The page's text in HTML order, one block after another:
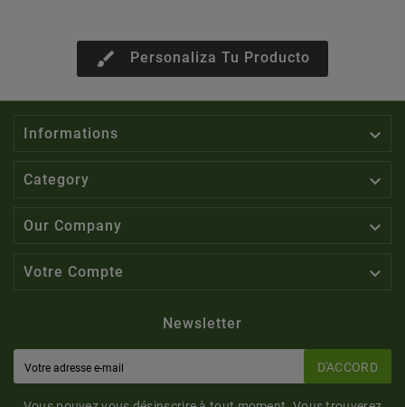
brush Personaliza Tu Producto
Informations 
Category 
Our Company 
Votre Compte 
Newsletter
D'ACCORD